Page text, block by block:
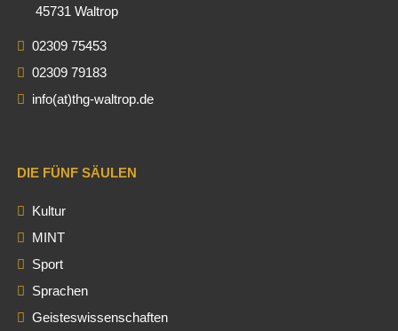
45731 Waltrop
02309 75453
02309 79183
info(at)thg-waltrop.de
DIE FÜNF SÄULEN
Kultur
MINT
Sport
Sprachen
Geisteswissenschaften